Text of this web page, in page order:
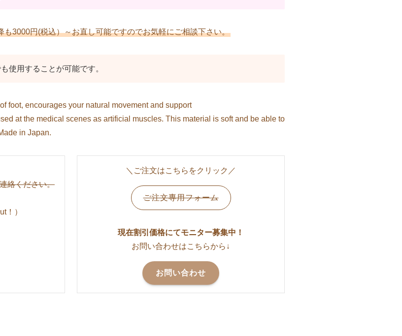
3000円(税込）～お直し可能ですのでお気軽にご相談下さい。
使用することが可能です。
foot, encourages your natural movement and support
at the medical scenes as artificial muscles. This material is soft and be able to
in Japan.
絡ください。
！）
＼ご注文はこちらをクリック／
ご注文専用フォーム
現在割引価格にてモニター募集中！
お問い合わせはこちらから↓
お問い合わせ